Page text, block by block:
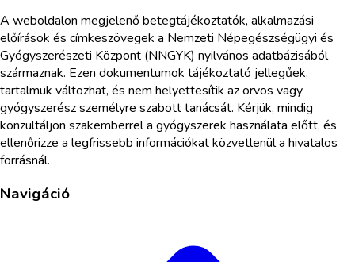
A weboldalon megjelenő betegtájékoztatók, alkalmazási
előírások és címkeszövegek a Nemzeti Népegészségügyi és
Gyógyszerészeti Központ (NNGYK) nyilvános adatbázisából
származnak. Ezen dokumentumok tájékoztató jellegűek,
tartalmuk változhat, és nem helyettesítik az orvos vagy
gyógyszerész személyre szabott tanácsát. Kérjük, mindig
konzultáljon szakemberrel a gyógyszerek használata előtt, és
ellenőrizze a legfrissebb információkat közvetlenül a hivatalos
forrásnál.
Navigáció